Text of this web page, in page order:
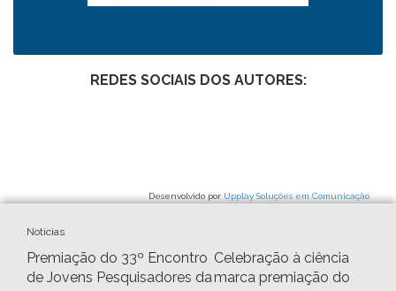
REDES SOCIAIS DOS AUTORES:
Desenvolvido por Upplay Soluções em Comunicação
Notícias
Premiação do 33º Encontro
de Jovens Pesquisadores da
Celebração à ciência
marca premiação do